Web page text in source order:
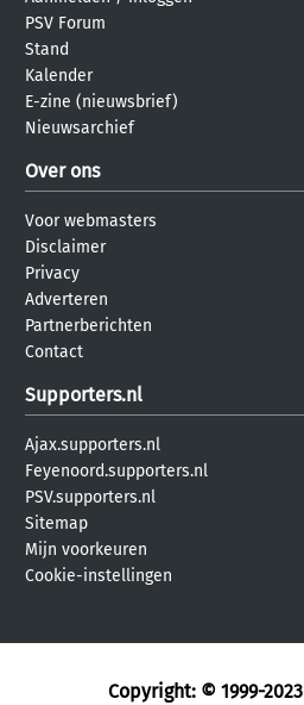
PSV Forum
Stand
Kalender
E-zine (nieuwsbrief)
Nieuwsarchief
Over ons
Voor webmasters
Disclaimer
Privacy
Adverteren
Partnerberichten
Contact
Supporters.nl
Ajax.supporters.nl
Feyenoord.supporters.nl
PSV.supporters.nl
Sitemap
Mijn voorkeuren
Cookie-instellingen
Copyright: © 1999-2023